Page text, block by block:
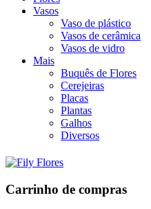
Vasos
Vaso de plástico
Vasos de cerâmica
Vasos de vidro
Mais
Buquês de Flores
Cerejeiras
Placas
Plantas
Galhos
Diversos
Carrinho de compras